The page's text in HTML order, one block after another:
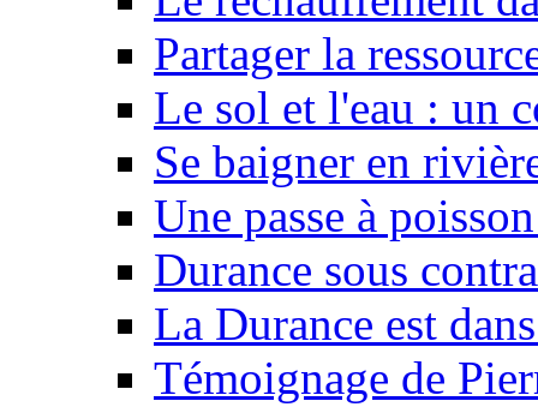
Partager la
Le sol et l'eau : un
Se baigner en
Une passe à
Durance sous
La Durance est
Témoignage de